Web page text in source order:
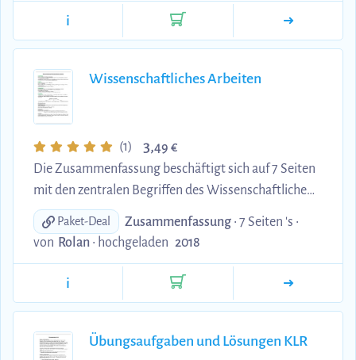
2. Differenzierung Stück- und Gattungsschuld 3.
Pflichten der Vertragsparteien (Hauptleistungs-
für einen Sach- und Rechtsmangel 5.
Gefahrenübergang 6. Folgen von
Leistungsstörungen (Recht auf Nachbesserung...
i
Wissenschaftliches Arbeiten
(1) 3,49 €
Die Zusammenfassung beschäftigt sich auf 7 Seiten
mit den zentralen Begriffen des Wissenschaftlichen
Arbeitens: Propädeutik, Wissen, Wissenschaft,
Forschung (Grundlagenforschung, translationale
Forschung und angewandte Foschung),
Grundbegriffe der Wissenschaftstheorie wie
Aussagen, Definitionen, Hypothesen, Modelle und
Paket-Deal Zusammenfassung • 7 Seiten 's •
von Rolan • hochgeladen 2018
i
Übungsaufgaben und Lösungen KLR